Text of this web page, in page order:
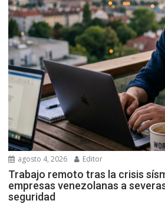
agosto 4, 2026 Editor
Trabajo remoto tras la crisis
empresas venezolanas a
seguridad